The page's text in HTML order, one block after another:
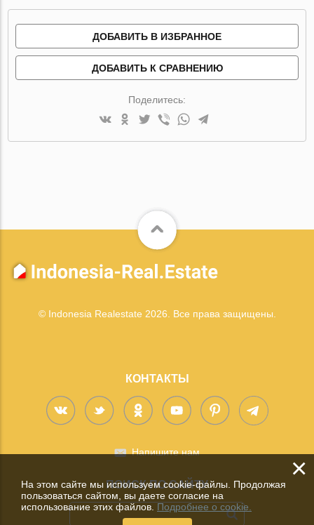
ДОБАВИТЬ В ИЗБРАННОЕ
ДОБАВИТЬ К СРАВНЕНИЮ
Поделитесь:
© Indonesia Realestate 2026. Все права защищены.
КОНТАКТЫ
Напишите нам
ПОИСК ПО САЙТУ
×
На этом сайте мы используем cookie-файлы. Продолжая
пользоваться сайтом, вы даете согласие на
использование этих файлов. Подробнее о cookie.